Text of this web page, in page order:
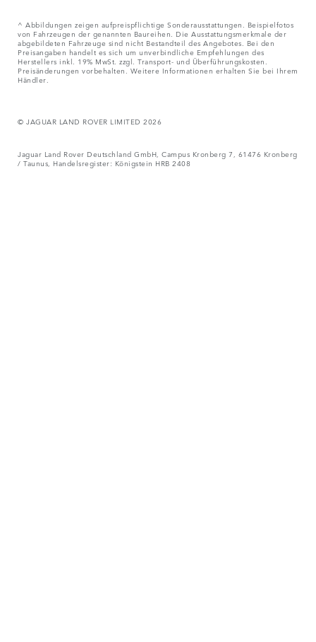
^ Abbildungen zeigen aufpreispflichtige Sonderausstattungen. Beispielfotos
von Fahrzeugen der genannten Baureihen. Die Ausstattungsmerkmale der
abgebildeten Fahrzeuge sind nicht Bestandteil des Angebotes. Bei den
Preisangaben handelt es sich um unverbindliche Empfehlungen des
Herstellers inkl. 19% MwSt. zzgl. Transport- und Überführungskosten.
Preisänderungen vorbehalten. Weitere Informationen erhalten Sie bei Ihrem
Händler.
© JAGUAR LAND ROVER LIMITED 2026
Jaguar Land Rover Deutschland GmbH, Campus Kronberg 7, 61476 Kronberg
/ Taunus, Handelsregister: Königstein HRB 2408